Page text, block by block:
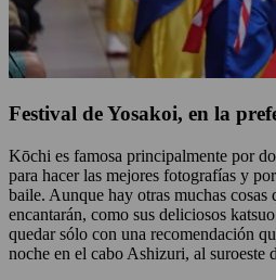
Festival de Yosakoi, en la
Kōchi es famosa principalmente por
para hacer las mejores fotografías y
baile. Aunque hay otras muchas cosas
encantarán, como sus deliciosos
quedar sólo con una recomendación
noche en el cabo Ashizuri, al suroeste